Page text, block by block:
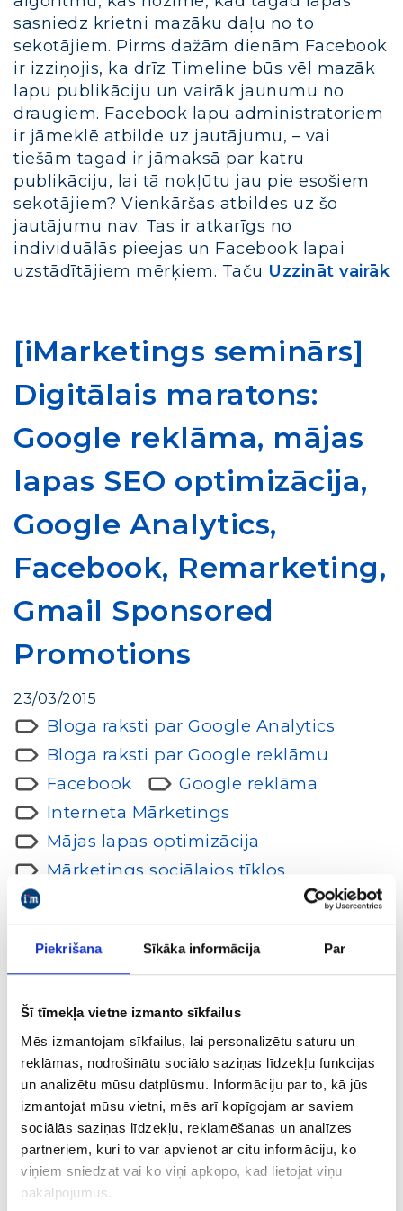
Piekrišana Sīkāka informācija Par
Šī tīmekļa vietne izmanto sīkfailus
Mēs izmantojam sīkfailus, lai personalizētu saturu un
reklāmas, nodrošinātu sociālo saziņas līdzekļu funkcijas
un analizētu mūsu datplūsmu. Informāciju par to, kā jūs
izmantojat mūsu vietni, mēs arī kopīgojam ar saviem
sociālās saziņas līdzekļu, reklamēšanas un analīzes
partneriem, kuri to var apvienot ar citu informāciju, ko
viņiem sniedzat vai ko viņi apkopo, kad lietojat viņu
pakalpojumus.
sasniedz krietni mazāku daļu no to
sekotājiem. Pirms dažām dienām Facebook
ir izziņojis, ka drīz Timeline būs vēl mazāk
lapu publikāciju un vairāk jaunumu no
draugiem. Facebook lapu administratoriem
ir jāmeklē atbilde uz jautājumu, – vai
tiešām tagad ir jāmaksā par katru
publikāciju, lai tā nokļūtu jau pie esošiem
sekotājiem? Vienkāršas atbildes uz šo
jautājumu nav. Tas ir atkarīgs no
individuālās pieejas un Facebook lapai
uzstādītājiem mērķiem. Taču Uzzināt vairāk
[iMarketings seminārs]
Digitālais maratons:
Google reklāma, mājas
lapas SEO optimizācija,
Google Analytics,
Facebook, Remarketing,
Gmail Sponsored
Promotions
23/03/2015
Bloga raksti par Google Analytics
Bloga raksti par Google reklāmu
Facebook
Google reklāma
Interneta Mārketings
Mājas lapas optimizācija
Mārketings sociālajos tīklos
SEO optimizācija
dalījās savā pieredzē un iepazīstināja
Amadeus klientus ar digitālo komunikācijas
kanālu iespējām un izmantošanas
īpatnībām. Semināra apmeklējumam bija
ierobežots vietu skaits, un tā mērķis bija
sniegt praktiskas pamatzināšanas par
online mārketingu. Vienas dienas garumā
dalībnieki tika iepazīstināti ar 5 digitālo
kanālu darbības principiem un iespējām: